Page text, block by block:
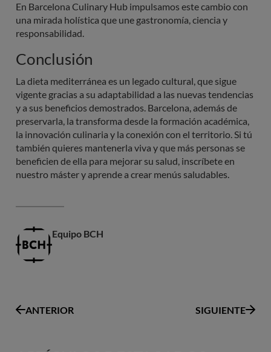
En Barcelona Culinary Hub impulsamos este cambio con
una mirada holística que une gastronomía, ciencia y
responsabilidad.
Conclusión
La dieta mediterránea es un legado cultural, que sigue
vigente gracias a su adaptabilidad a las nuevas tendencias
y a sus beneficios demostrados. Barcelona, además de
preservarla, la transforma desde la formación académica,
la innovación culinaria y la conexión con el territorio. Si tú
también quieres mantenerla viva y que más personas se
beneficien de ella para mejorar su salud, inscríbete en
nuestro máster y aprende a crear menús saludables.
Equipo BCH
ANTERIOR SIGUIENTE